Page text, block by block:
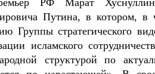
Путина, в котором, в
Группы стратегического
исламского
структурой по